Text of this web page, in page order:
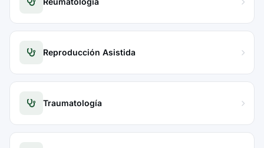
Reproducción Asistida
Traumatología